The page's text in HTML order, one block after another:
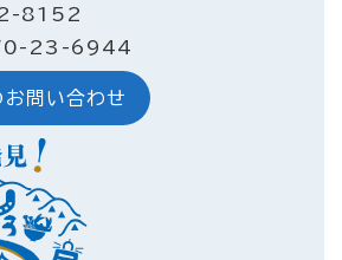
8152
23-6944
お問い合わせ